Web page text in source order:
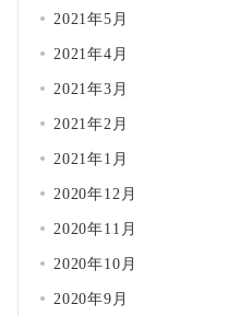
2021年5月
2021年4月
2021年3月
2021年2月
2021年1月
2020年12月
2020年11月
2020年10月
2020年9月